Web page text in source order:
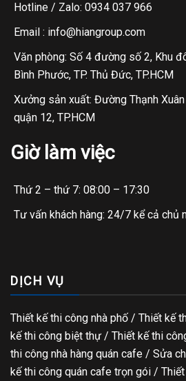
Hotline / Zalo: 0934 037 966
Email : info@hiangroup.com
Văn phòng: Số 4 đường số 2, Khu
Bình Phước, TP. Thủ Đức, TP.HCM
Xưởng sản xuất: Đường Thạnh Xuân
quận 12, TP.HCM
Giờ làm việc
Thứ 2 – thứ 7: 08:00 – 17:30
Tư vấn khách hàng: 24/7 kể cả chủ
DỊCH VỤ
Thiết kế thi công nhà phố / Thiết kế
kế thi công biệt thự / Thiết kế thi
thi công nhà hàng quán cafe / Sửa
kế thi công quán cafe trọn gói /